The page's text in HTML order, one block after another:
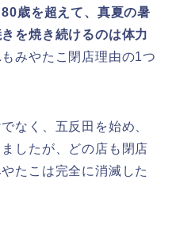
80歳を超えて、真夏の暑
を焼き続けるのは体力
みやたこ閉店理由の1つ
なく、五反田を始め、
したが、どの店も閉店
たこは完全に消滅した